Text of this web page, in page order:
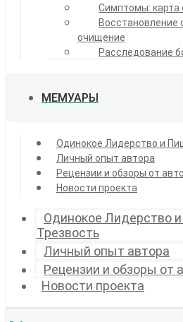
Симптомы: карта
Восстановление
очищение
Расследование
МЕМУАРЫ
Одинокое Лидерство и
Личный опыт автора
Рецензии и обзоры от
Новости проекта
Одинокое Лидерство
Трезвость
Личный опыт автора
Рецензии и обзоры от
Новости проекта